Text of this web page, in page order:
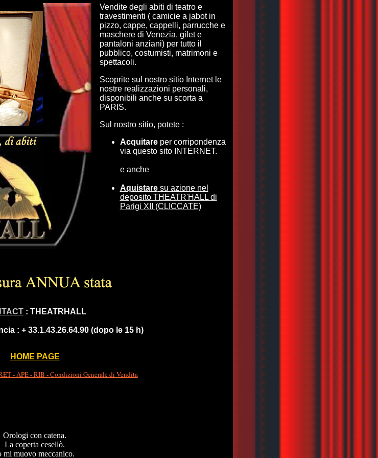
Vendite degli abiti di teatro e
travestimenti ( camicie a jabot in
pizzo, cappe, cappelli, parrucche e
maschere di Venezia, gilet e
pantaloni anziani) per tutto il
pubblico, costumisti, matrimoni e
spettacoli.
Scoprite sul nostro sitio Internet le
nostre realizzazioni personali,
disponibili anche su scorta a
PARIS.
Sul nostro sitio, potete :
Acquitareper corripondenza
via questo sito INTERNET.
e anche
Aquistaresu azione nel
deposito THEATR'HALL di
Parigi XII (CLICCATE)
: THEATRHALL
: + 33.1.43.26.64.90 (dopo le 15 h)
HOME PAGE
- APE - RIB - Condizioni Generale di Vendita
Orologi con catena.
La coperta cesellò.
mi muovo meccanico.